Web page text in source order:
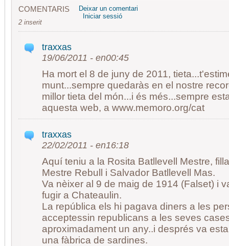
COMENTARIS
2 inserit
Deixar un comentari
Iniciar sessió
traxxas
19/06/2011 - en00:45
Ha mort el 8 de juny de 2011,
munt...sempre quedaràs en el nostre
millor tieta del món...i és més...sempre
aquesta web, a www.memoro.org/cat
traxxas
22/02/2011 - en16:18
Aquí teniu a la Rosita Batllevell Mestre,
Mestre Rebull i Salvador Batllevell Mas.
Va nèixer al 9 de maig de 1914 (Falset) i
fugir a Chateaulin.
La república els hi pagava diners a les
acceptessin republicans a les seves
aproximadament un any..i després va
una fàbrica de sardines.